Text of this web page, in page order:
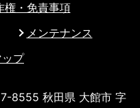
権・免責事項
メンテナンス
プ
8555 秋田県 大館市 字